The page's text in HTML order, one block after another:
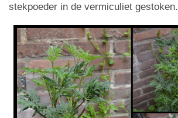
stekpoeder in de vermiculiet gestoken.